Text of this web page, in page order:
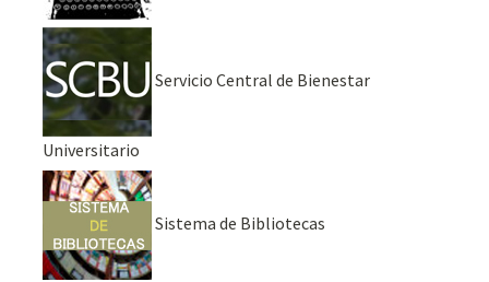
Servicio Central de Bienestar
Universitario
Sistema de Bibliotecas